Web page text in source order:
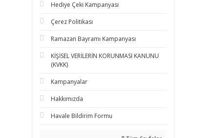
Hediye Çeki Kampanyası
Çerez Politikası
Ramazan Bayramı Kampanyası
KİŞİSEL VERİLERİN KORUNMASI KANUNU
(KVKK)
Kampanyalar
Hakkımızda
Havale Bildirim Formu